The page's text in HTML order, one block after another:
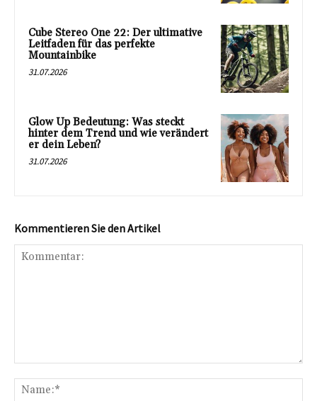
Cube Stereo One 22: Der ultimative
Leitfaden für das perfekte
Mountainbike
31.07.2026
Glow Up Bedeutung: Was steckt
hinter dem Trend und wie verändert
er dein Leben?
31.07.2026
Kommentieren Sie den Artikel